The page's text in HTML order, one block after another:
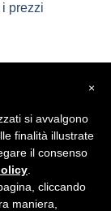
prezzi
VENDITA
×
si avvalgono
finalità illustrate
il consenso
cliccando
maniera,